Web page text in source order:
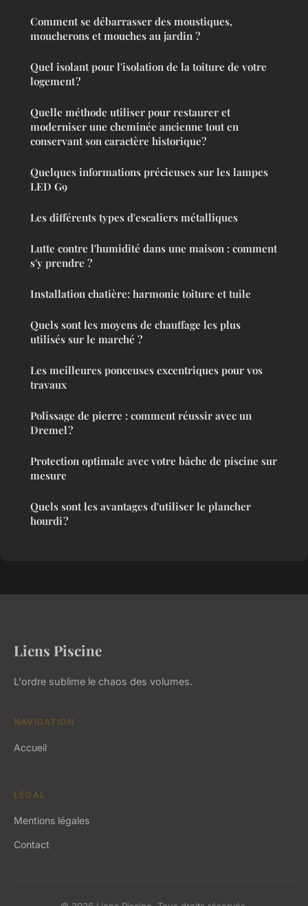
Comment se débarrasser des moustiques,
moucherons et mouches au jardin ?
Quel isolant pour l'isolation de la toiture de votre
logement ?
Quelle méthode utiliser pour restaurer et
moderniser une cheminée ancienne tout en
conservant son caractère historique?
Quelques informations précieuses sur les lampes
LED G9
Les différents types d'escaliers métalliques
Lutte contre l'humidité dans une maison : comment
s'y prendre ?
Installation chatière: harmonie toiture et tuile
Quels sont les moyens de chauffage les plus
utilisés sur le marché ?
Les meilleures ponceuses excentriques pour vos
travaux
Polissage de pierre : comment réussir avec un
Dremel ?
Protection optimale avec votre bâche de piscine sur
mesure
Quels sont les avantages d'utiliser le plancher
hourdi ?
Liens Piscine
L'ordre sublime le chaos des volumes.
NAVIGATION
Accueil
LÉGAL
Mentions légales
Contact